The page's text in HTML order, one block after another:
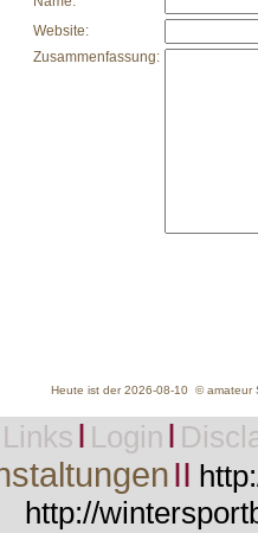
Website:
Zusammenfassung:
Heute ist der 2026-08-10 © amateur
Links I Login I
II
http://